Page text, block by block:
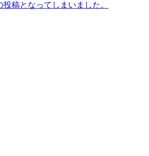
投稿となってしまいました。